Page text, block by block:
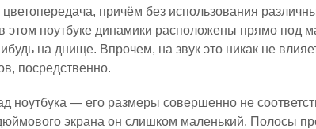
причём без использования
этом ноутбуке динамики расположены прямо под
на днище. Впрочем, на звук это никак не
посредственно.
ноутбука — его размеры совершенно не
экрана он слишком маленький. Полосы